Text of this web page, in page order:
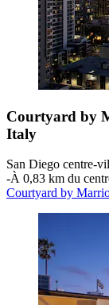
Courtyard by
Italy
San Diego centre-
‐À 0,83 km du
Courtyard by